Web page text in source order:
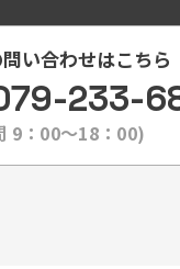
い合わせはこちら
233-
9：00〜18：00)